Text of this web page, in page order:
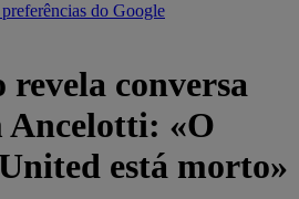
do Google
conversa
Ancelotti: «O
está morto»